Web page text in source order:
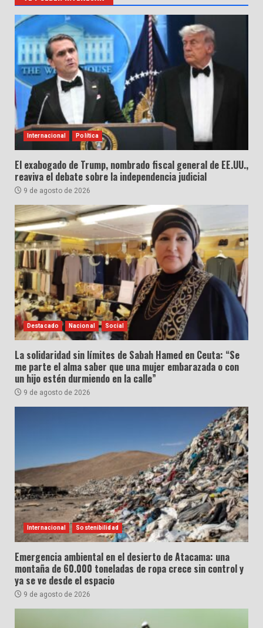
Internacional Política
El exabogado de Trump, nombrado fiscal general de EE.UU.,
reaviva el debate sobre la independencia judicial
9 de agosto de 2026
Destacado Nacional Social
La solidaridad sin límites de Sabah Hamed en Ceuta: “Se
me parte el alma saber que una mujer embarazada o con
un hijo estén durmiendo en la calle”
9 de agosto de 2026
Internacional Sostenibilidad
Emergencia ambiental en el desierto de Atacama: una
montaña de 60.000 toneladas de ropa crece sin control y
ya se ve desde el espacio
9 de agosto de 2026